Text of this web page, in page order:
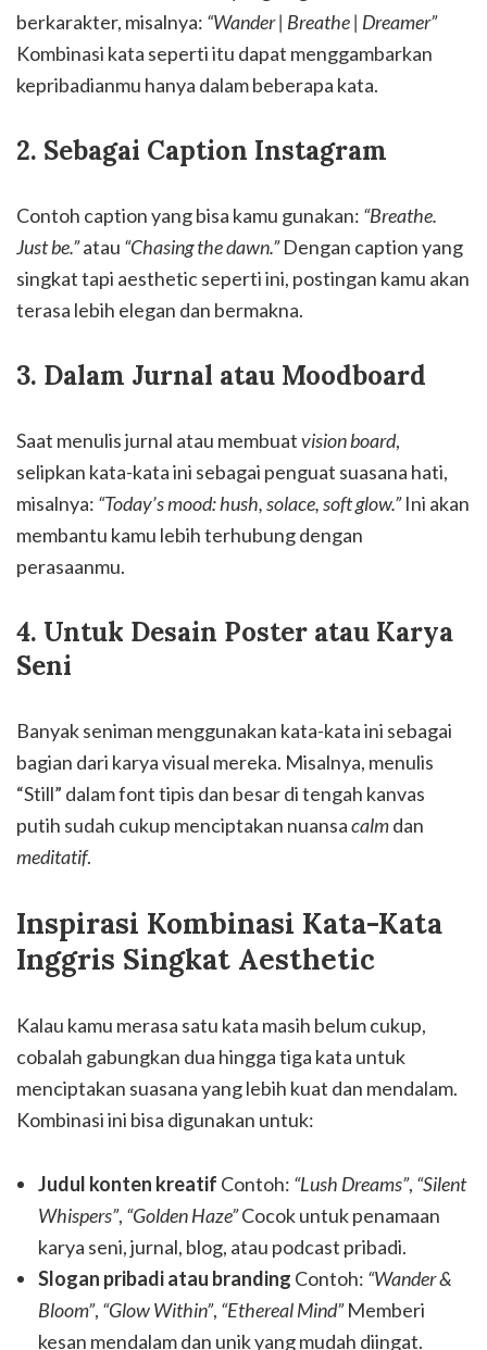
berkarakter, misalnya: “Wander | Breathe | Dreamer”
Kombinasi kata seperti itu dapat menggambarkan
kepribadianmu hanya dalam beberapa kata.
2. Sebagai Caption Instagram
Contoh caption yang bisa kamu gunakan: “Breathe.
Just be.”atau “Chasing the dawn.”Dengan caption yang
singkat tapi aesthetic seperti ini, postingan kamu akan
terasa lebih elegan dan bermakna.
3. Dalam Jurnal atau Moodboard
Saat menulis jurnal atau membuatvision board,
selipkan kata-kata ini sebagai penguat suasana hati,
misalnya: “Today’s mood: hush, solace, soft glow.”Ini akan
membantu kamu lebih terhubung dengan
perasaanmu.
4. Untuk Desain Poster atau Karya
Seni
Banyak seniman menggunakan kata-kata ini sebagai
bagian dari karya visual mereka. Misalnya, menulis
“Still” dalam font tipis dan besar di tengah kanvas
putih sudah cukup menciptakan nuansacalmdan
meditatif.
Inspirasi Kombinasi Kata-Kata
Inggris Singkat Aesthetic
Kalau kamu merasa satu kata masih belum cukup,
cobalah gabungkan dua hingga tiga kata untuk
menciptakan suasana yang lebih kuat dan mendalam.
Kombinasi ini bisa digunakan untuk:
Judul konten kreatif Contoh: “Lush Dreams”, “Silent
Whispers”, “Golden Haze”Cocok untuk penamaan
karya seni, jurnal, blog, atau podcast pribadi.
Slogan pribadi atau branding Contoh: “Wander &
Bloom”, “Glow Within”, “Ethereal Mind”Memberi
kesan mendalam dan unik yang mudah diingat.